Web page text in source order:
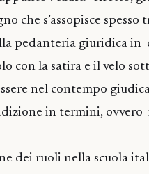
che s’assopisce
pedanteria giuridica in
con la satira e il velo
nel contempo
in termini,
dei ruoli nella scuola